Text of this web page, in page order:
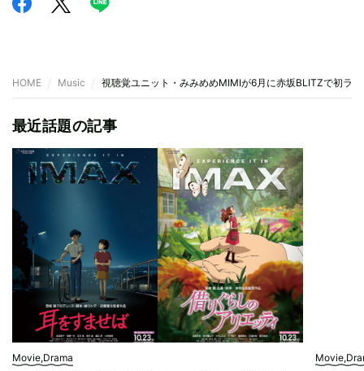
HOME Music 視聴覚ユニット・みみめめMIMIが6月に赤坂BLITZで初ラ
最近話題の記事
Movie,Drama